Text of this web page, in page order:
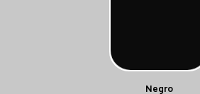
Negro